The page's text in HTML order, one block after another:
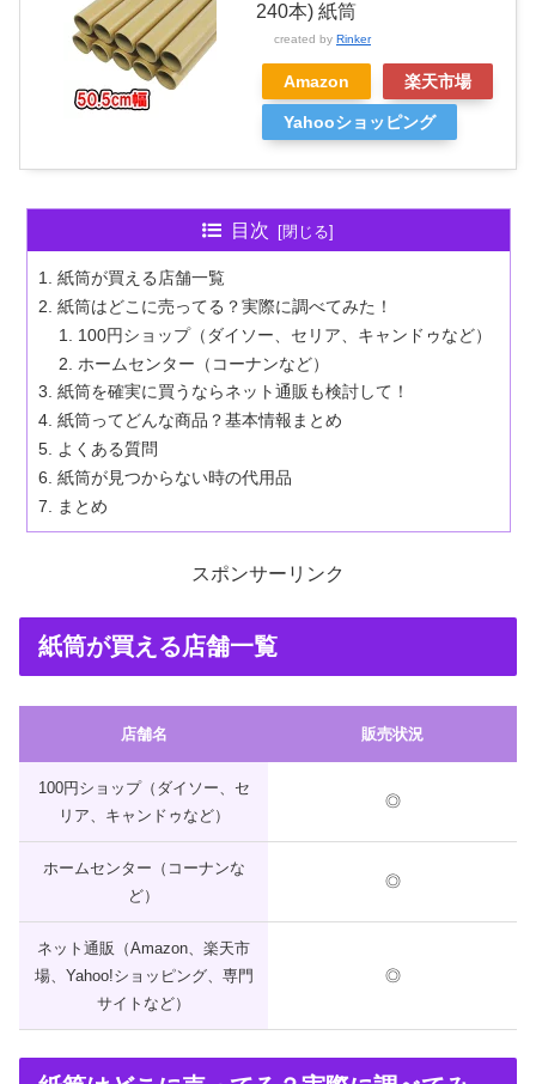
240本) 紙筒
created by Rinker
Amazon 楽天市場
Yahooショッピング
目次
紙筒が買える店舗一覧
紙筒はどこに売ってる？実際に調べてみた！
100円ショップ（ダイソー、セリア、キャンドゥなど）
ホームセンター（コーナンなど）
紙筒を確実に買うならネット通販も検討して！
紙筒ってどんな商品？基本情報まとめ
よくある質問
紙筒が見つからない時の代用品
まとめ
スポンサーリンク
紙筒が買える店舗一覧
店舗名 販売状況
100円ショップ（ダイソー、セ
リア、キャンドゥなど）
◎
ホームセンター（コーナンな
ど）
◎
ネット通販（Amazon、楽天市
場、Yahoo!ショッピング、専門
サイトなど）
◎